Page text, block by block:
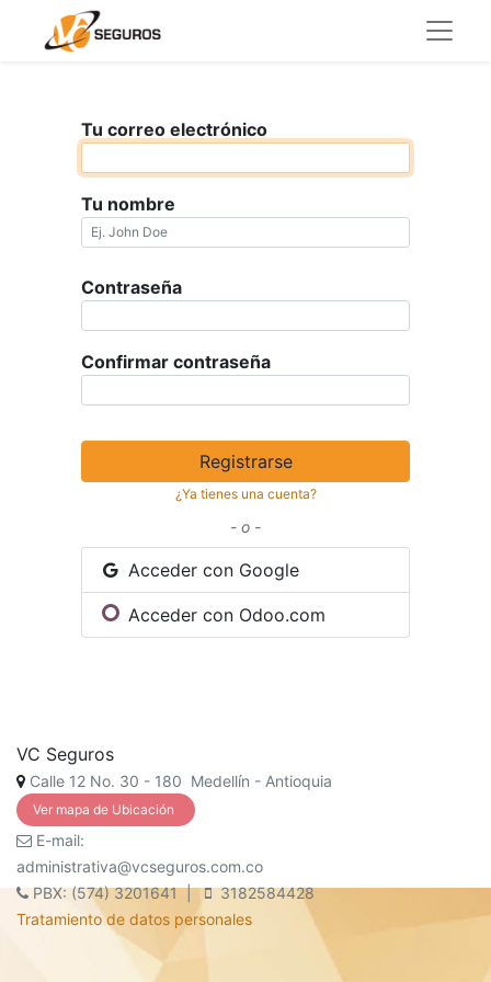
Tu correo electrónico
Tu nombre
Contraseña
Confirmar contraseña
Registrarse
¿Ya tienes una cuenta?
- o -
Acceder con Google
Acceder con Odoo.com
VC Seguros
Calle 12 No. 30 - 180 Medellín - Antioquia
Ver mapa de Ubicación
E-mail:
administrativa@vcseguros.com.co
PBX: (574) 3201641 | 3182584428
Tratamiento de datos personales